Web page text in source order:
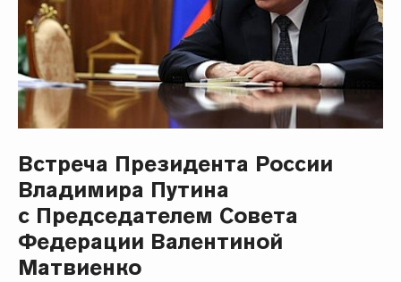
Встреча Президента России
Владимира Путина
с Председателем Совета
Федерации Валентиной
Матвиенко